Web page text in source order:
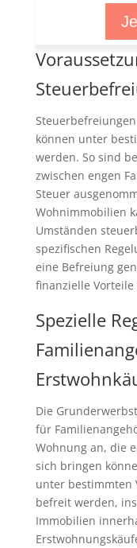
können unter
werden. So sind
zwischen engen
Steuer
Wohnimmobilien
Umständen
spezifischen
eine Befreiung
finanzielle
Spezielle
Die
für
Wohnung an, die
sich bringen
unter bestimmten
befreit werden,
Immobilien